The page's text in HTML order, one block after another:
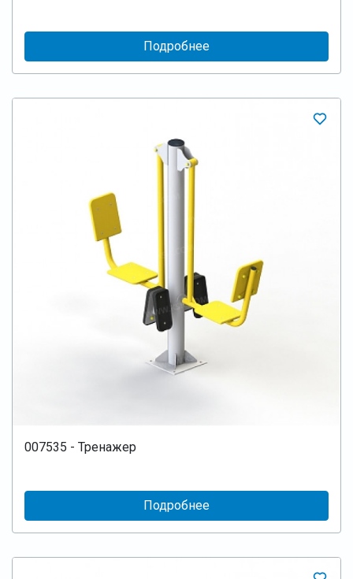
Подробнее
007535 - Тренажер
Подробнее